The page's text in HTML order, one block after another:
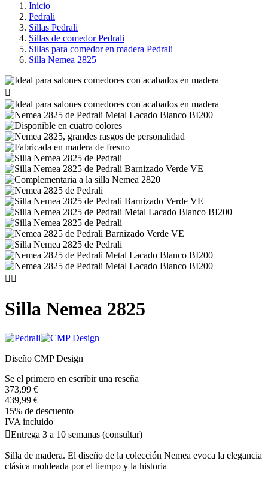
Inicio
Pedrali
Sillas Pedrali
Sillas de comedor Pedrali
Sillas para comedor en madera Pedrali
Silla Nemea 2825

 
Silla Nemea 2825
Diseño CMP Design
Se el primero en escribir una reseña
373,99 €
439,99 €
15% de descuento
IVA incluido
Entrega 3 a 10 semanas (consultar)
Silla de madera. El diseño de la colección Nemea evoca la elegancia
clásica moldeada por el tiempo y la historia